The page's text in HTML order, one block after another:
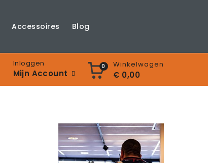
Accessoires Blog
0 Winkelwagen
€ 0,00
Inloggen
Mijn Account